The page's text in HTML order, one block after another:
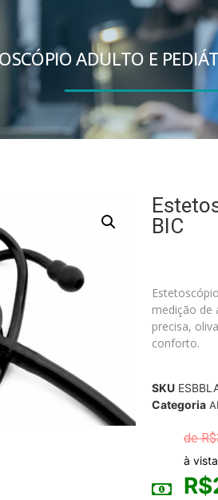
ADULTO E
BIC
medição de
precisa,
conforto.
SKU
Categoria
R$
à vista
R$